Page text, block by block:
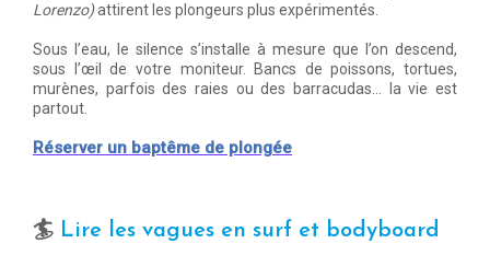
Lorenzo)attirent les plongeurs plus expérimentés.
Sous l’eau, le silence s’installe à mesure que l’on descend,
sous l’œil de votre moniteur. Bancs de poissons, tortues,
murènes, parfois des raies ou des barracudas… la vie est
partout.
Réserver un baptême de plongée
🏄 Lire les vagues en surf et bodyboard